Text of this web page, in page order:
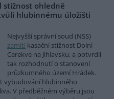
stížnost ohledně
hlubinnému úložišti
Nejvyšší správní soud (NSS)
zamítl kasační stížnost Dolní
Cerekve na Jihlavsku, a potvrdil
tak rozhodnutí o stanovení
průzkumného území Hrádek.
vybudování hlubinného
V předběžném výběru jsou